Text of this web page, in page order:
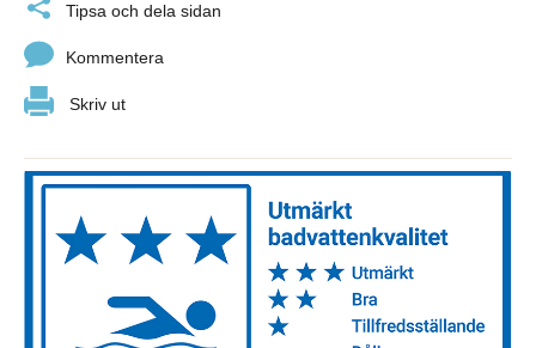
Tipsa och dela sidan
Kommentera
Skriv ut